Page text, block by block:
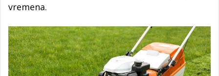
vremena.